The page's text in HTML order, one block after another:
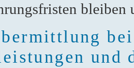
bleiben
und